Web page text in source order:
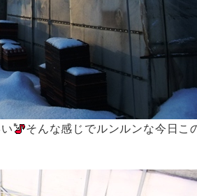
そんな感じでルンルンな今日こ